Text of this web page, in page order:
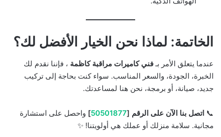
الخاتمة: لماذا نحن الخيار الأفضل لك؟
عندما يتعلق الأمر بـفني كاميرات مراقبة كاظمة ، فإننا نقدم لك
الخبرة، الجودة، والسعر المناسب. سواء كنت بحاجة إلى تركيب
جديد، صيانة، أو برمجة، نحن هنا لمساعدتك.
📞 اتصل بنا الآن على الرقم [50501877
] واحصل على استشارة
مجانية. سلامة منزلك أو عملك هي أولويتنا! ✨